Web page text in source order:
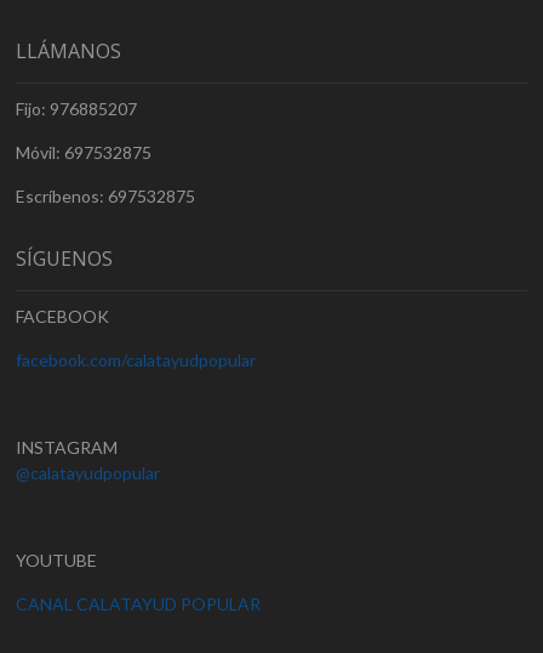
LLÁMANOS
Fijo: 976885207
Móvil: 697532875
Escríbenos: 697532875
SÍGUENOS
FACEBOOK
facebook.com/calatayudpopular
INSTAGRAM
@calatayudpopular
YOUTUBE
CANAL CALATAYUD POPULAR